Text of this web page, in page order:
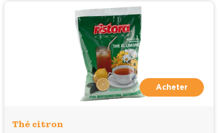
Acheter
Thé citron